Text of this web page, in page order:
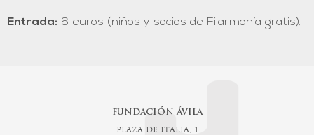
Entrada: 6 euros (niños y socios de Filarmonía gratis).
FUNDACIÓN ÁVILA
PLAZA DE ITALIA, 1